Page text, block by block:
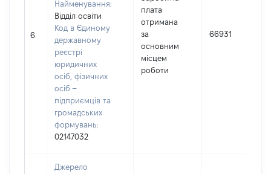
6
Найменування:
Відділ освіти
Код в Єдиному
державному
реєстрі
юридичних
осіб, фізичних
осіб –
підприємців та
громадських
формувань:
02147032
плата
отримана
за
основним
місцем
роботи
66931
Джерело